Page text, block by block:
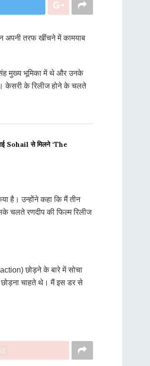
अपनी तरफ खींचने में कामयाब
मुख्य भूमिका में थे और उनके
केसरी के रिलीज होने के चलते
Sohail से मिलने ‘The
है। उन्होंने कहा कि मैं तीन
चलते रणदीप की फिल्म रिलीज
छोड़ने के बारे में सोचा
छोड़ना चाहते थे। मैं इस डर से